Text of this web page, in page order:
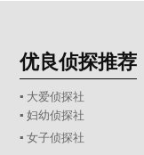
优良侦探推荐
▪ 大爱侦探社
▪ 妇幼侦探社
▪ 女子侦探社